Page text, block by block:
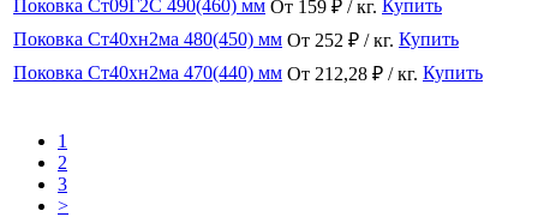
Поковка Ст09Г2С 490(460) мм От 159 ₽ / кг. Купить
Поковка Ст40хн2ма 480(450) мм От 252 ₽ / кг. Купить
Поковка Ст40хн2ма 470(440) мм От 212,28 ₽ / кг. Купить
1
2
3
>